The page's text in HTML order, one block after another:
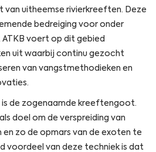
van uitheemse rivierkreeften. Deze
bedreiging voor onder
voert op dit gebied
uit waarbij continu gezocht
van vangstmethodieken en
is de zogenaamde kreeftengoot.
doel om de verspreiding van
zo de opmars van de exoten te
voordeel van deze techniek is dat